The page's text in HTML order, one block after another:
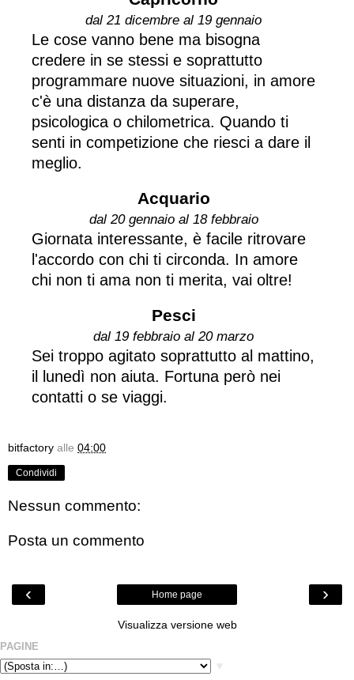
dal 21 dicembre al 19 gennaio
Le cose vanno bene ma bisogna
credere in se stessi e soprattutto
programmare nuove situazioni, in amore
c'è una distanza da superare,
psicologica o chilometrica. Quando ti
senti in competizione che riesci a dare il
meglio.
Acquario
dal 20 gennaio al 18 febbraio
Giornata interessante, è facile ritrovare
l'accordo con chi ti circonda. In amore
chi non ti ama non ti merita, vai oltre!
Pesci
dal 19 febbraio al 20 marzo
Sei troppo agitato soprattutto al mattino,
il lunedì non aiuta. Fortuna però nei
contatti o se viaggi.
bitfactory alle 04:00
Condividi
Nessun commento:
Posta un commento
‹ ›
Home page
Visualizza versione web
PAGINE